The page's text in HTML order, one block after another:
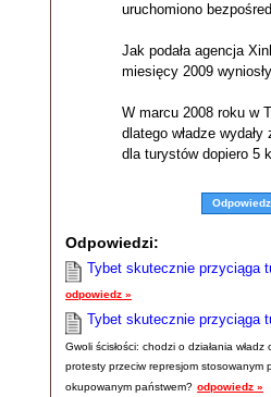
uruchomiono
Jak podała agencja
miesięcy 2009
W marcu 2008 roku w
dlatego władze
dla turystów dopiero 5
Odpowiedz
Odpowiedzi:
Tybet skutecznie przyciąga
odpowiedz »
Tybet skutecznie przyciąga
Gwoli ścisłości: chodzi o działania
protesty przeciw represjom
okupowanym państwem? odpowiedz »